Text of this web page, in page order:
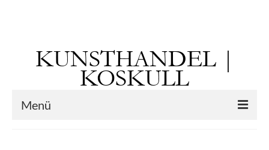
KUNSTHANDEL |
KOSKULL
Menü